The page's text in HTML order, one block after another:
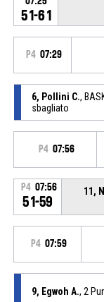
51-61
P4 07:29
6, Pollini C.,
sbagliato
P4 07:56
P4 07:56
51-59
11,
P4 07:59
9, Egwoh A., 2